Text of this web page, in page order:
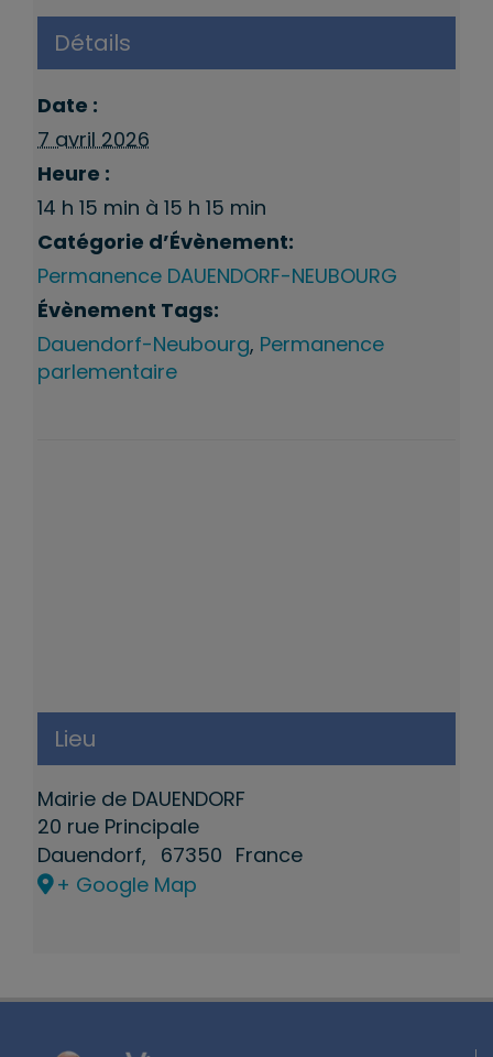
Détails
Date :
7 avril 2026
Heure :
14 h 15 min à 15 h 15 min
Catégorie d’Évènement:
Permanence DAUENDORF-NEUBOURG
Évènement Tags:
Dauendorf-Neubourg, Permanence
parlementaire
Lieu
Mairie de DAUENDORF
20 rue Principale
Dauendorf, 67350 France
+ Google Map